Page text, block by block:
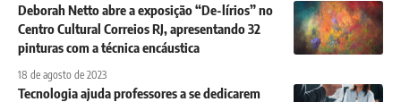
Deborah Netto abre a exposição “De-lírios” no
Centro Cultural Correios RJ, apresentando 32
pinturas com a técnica encáustica
18 de agosto de 2023
Tecnologia ajuda professores a se dedicarem